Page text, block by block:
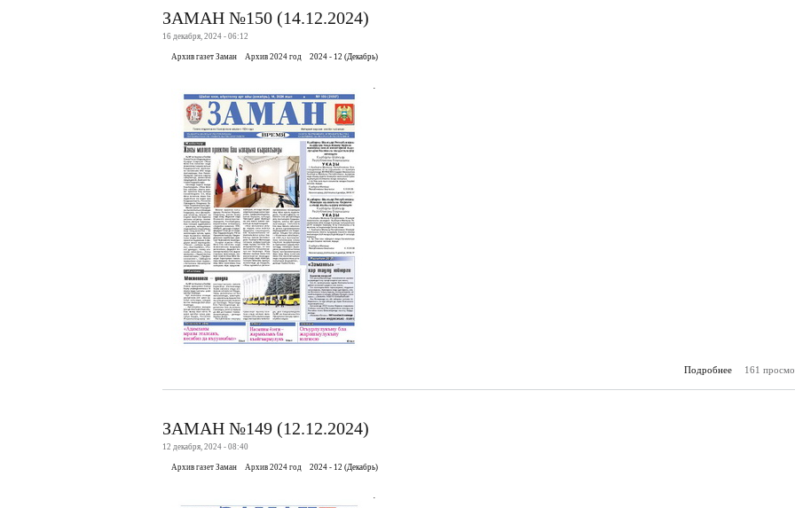
ЗАМАН №150 (14.12.2024)
16 декабря, 2024 - 06:12
Архив газет Заман Архив 2024 год 2024 - 12 (Декабрь)
Подробнее
о
161
ЗАМАН №149 (12.12.2024)
12 декабря, 2024 - 08:40
Архив газет Заман Архив 2024 год 2024 - 12 (Декабрь)